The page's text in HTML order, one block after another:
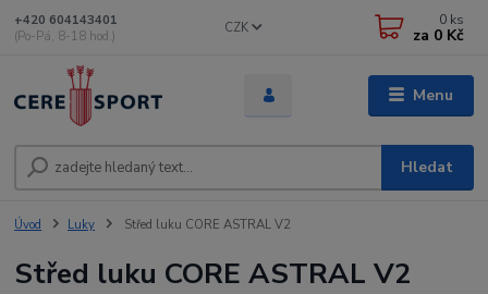
Menu
CZK
Hledat
+420 604143401
(Po-Pá, 8-18 hod.)
0 ks
za 0 Kč
Úvod Luky Střed luku CORE ASTRAL V2
Střed luku CORE ASTRAL V2